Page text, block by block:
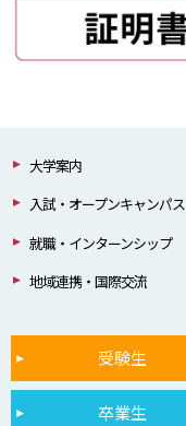
大学案内
入試・オープンキャンパス
就職・インターンシップ
地域連携・国際交流
受験生
卒業生